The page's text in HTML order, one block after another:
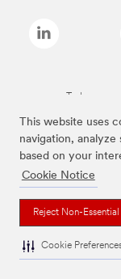
This website uses
navigation,
based on your
Cookie Notice
Reject Non-
Cookie
Todas as